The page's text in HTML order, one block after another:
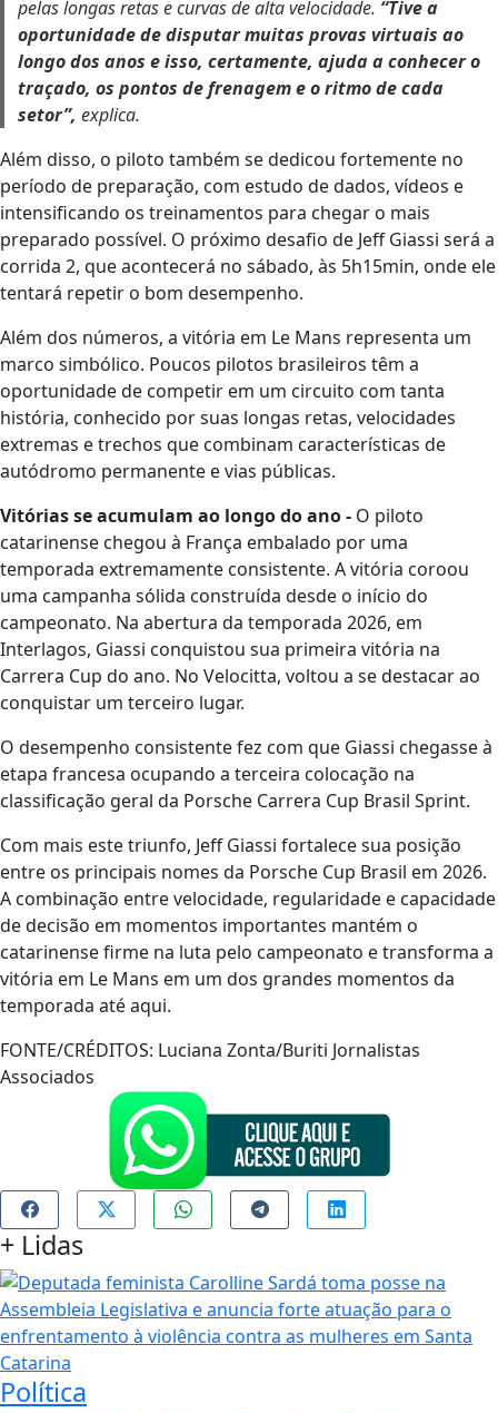
pelas longas retas e curvas de alta velocidade. “Tive a
oportunidade de disputar muitas provas virtuais ao
longo dos anos e isso, certamente, ajuda a conhecer o
traçado, os pontos de frenagem e o ritmo de cada
setor”, explica.
Além disso, o piloto também se dedicou fortemente no
período de preparação, com estudo de dados, vídeos e
intensificando os treinamentos para chegar o mais
preparado possível. O próximo desafio de Jeff Giassi será a
corrida 2, que acontecerá no sábado, às 5h15min, onde ele
tentará repetir o bom desempenho.
Além dos números, a vitória em Le Mans representa um
marco simbólico. Poucos pilotos brasileiros têm a
oportunidade de competir em um circuito com tanta
história, conhecido por suas longas retas, velocidades
extremas e trechos que combinam características de
autódromo permanente e vias públicas.
Vitórias se acumulam ao longo do ano - O piloto
catarinense chegou à França embalado por uma
temporada extremamente consistente. A vitória coroou
uma campanha sólida construída desde o início do
campeonato. Na abertura da temporada 2026, em
Interlagos, Giassi conquistou sua primeira vitória na
Carrera Cup do ano. No Velocitta, voltou a se destacar ao
conquistar um terceiro lugar.
O desempenho consistente fez com que Giassi chegasse à
etapa francesa ocupando a terceira colocação na
classificação geral da Porsche Carrera Cup Brasil Sprint.
Com mais este triunfo, Jeff Giassi fortalece sua posição
entre os principais nomes da Porsche Cup Brasil em 2026.
A combinação entre velocidade, regularidade e capacidade
de decisão em momentos importantes mantém o
catarinense firme na luta pelo campeonato e transforma a
vitória em Le Mans em um dos grandes momentos da
temporada até aqui.
FONTE/CRÉDITOS: Luciana Zonta/Buriti Jornalistas
Associados
+ Lidas
Política